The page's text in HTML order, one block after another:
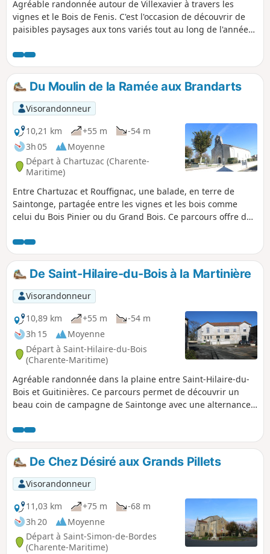
Agréable randonnée autour de Villexavier à travers les
vignes et le Bois de Fenis. C'est l'occasion de découvrir de
paisibles paysages aux tons variés tout au long de l'année
de part et d'autre du Maine agrémente la fin du parcours.
Du Moulin de la Ramée aux Brandarts
Visorandonneur
10,21 km
+55 m
-54 m
3h 05
Moyenne
Départ à Chartuzac (Charente-
Maritime)
Entre Chartuzac et Rouffignac, une balade, en terre de
Saintonge, partagée entre les vignes et les bois comme
celui du Bois Pinier ou du Grand Bois. Ce parcours offre de
quelques beaux exemples du patrimoine bâti.
De Saint-Hilaire-du-Bois à la Martinière
Visorandonneur
10,89 km
+55 m
-54 m
3h 15
Moyenne
Départ à Saint-Hilaire-du-Bois
(Charente-Maritime)
Agréable randonnée dans la plaine entre Saint-Hilaire-du-
Bois et Guitinières. Ce parcours permet de découvrir un
beau coin de campagne de Saintonge avec une alternance
également de beaux exemples du bâti traditionnel.
De Chez Désiré aux Grands Pillets
Visorandonneur
11,03 km
+75 m
-68 m
3h 20
Moyenne
Départ à Saint-Simon-de-Bordes
(Charente-Maritime)